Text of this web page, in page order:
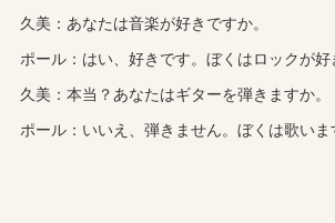
久美：あなたは音楽が好きですか。
ポール：はい、好きです。ぼくはロックが好
久美：本当？あなたはギターを弾きますか。
ポール：いいえ、弾きません。ぼくは歌いま